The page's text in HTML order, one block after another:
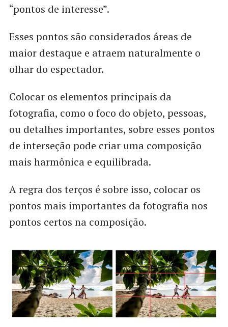
“pontos de interesse”.
Esses pontos são considerados áreas de
maior destaque e atraem naturalmente o
olhar do espectador.
Colocar os elementos principais da
fotografia, como o foco do objeto, pessoas,
ou detalhes importantes, sobre esses pontos
de interseção pode criar uma composição
mais harmônica e equilibrada.
A regra dos terços é sobre isso, colocar os
pontos mais importantes da fotografia nos
pontos certos na composição.